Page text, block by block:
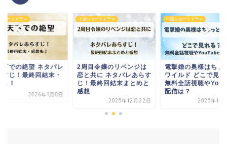
ョートドラマ
令嬢のリベンジは
共に ネタバレあらす
最終回結末まとめと
中国ショートドラマ
電撃婚の奥様はちょっと
ワイルド どこで見れる？
無料全話視聴やYouTube
配信は？
2025年12月10日
中国ショートドラマ
炎天下での絶望 ネ
あらすじ！最終回結
感想も！